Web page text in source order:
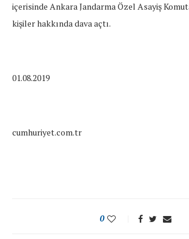
içerisinde Ankara Jandarma Özel Asayiş
kişiler hakkında dava açtı.
01.08.2019
cumhuriyet.com.tr
0